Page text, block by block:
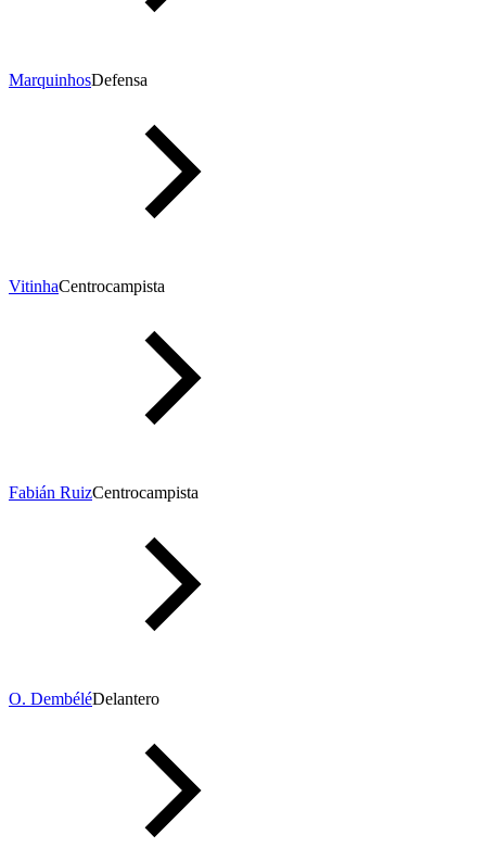
MarquinhosDefensa
VitinhaCentrocampista
Fabián RuizCentrocampista
O. DembéléDelantero